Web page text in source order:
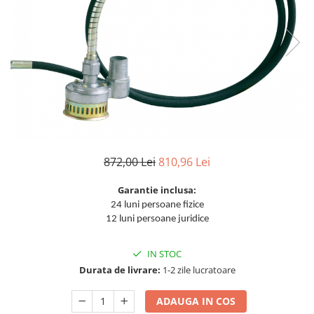
Accesorii sudura
Sarma sudura MIG/MAG
Electrozi sudura MMA
Baghete si Electrozi sudura
Pistolete sudura TIG/WIG
Pistolete taiere cu plasma
Accesorii sudura in puncte
Accesorii taiere cu plasma
872,00 Lei810,96 Lei
Garantie inclusa:
24 luni persoane fizice
12 luni persoane juridice
IN STOC
Durata de livrare: 1-2 zile lucratoare
ADAUGA IN COS